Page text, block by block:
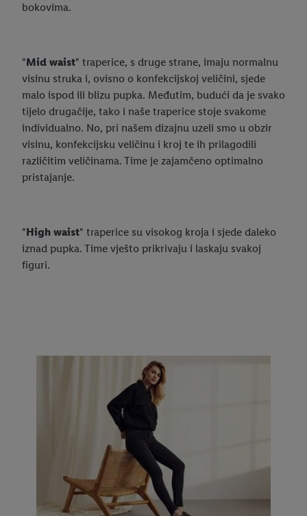
bokovima.
"Mid waist" traperice, s druge strane, imaju normalnu
visinu struka i, ovisno o konfekcijskoj veličini, sjede
malo ispod ili blizu pupka. Međutim, budući da je svako
tijelo drugačije, tako i naše traperice stoje svakome
individualno. No, pri našem dizajnu uzeli smo u obzir
visinu, konfekcijsku veličinu i kroj te ih prilagodili
različitim veličinama. Time je zajamčeno optimalno
pristajanje.
"High waist" traperice su visokog kroja i sjede daleko
iznad pupka. Time vješto prikrivaju i laskaju svakoj
figuri.